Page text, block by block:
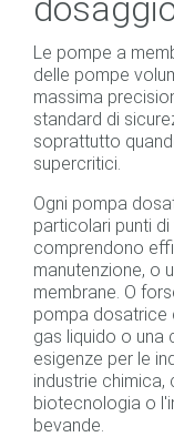
Servizi
Consulenza
Tecnologie
Le pompe a
delle pompe
massima
standard di
soprattutto
supercritici.
Ogni pompa
particolari punti
comprendono
manutenzione, o
membrane. O
pompa dosatrice
gas liquido o una
esigenze per le
industrie
biotecnologia o
bevande.